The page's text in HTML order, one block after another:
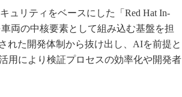
海外生産
グローバル設計・開発
制御セキュリティ
新型コロナへの対応
ュリティをベースにした「Red Hat In-
車両の中核要素として組み込む基盤を担
れた開発体制から抜け出し、AIを前提と
用により検証プロセスの効率化や開発者